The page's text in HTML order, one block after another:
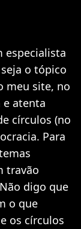
especialista
o tópico
meu site, no
atenta
círculos (no
Para
travão
digo que
o que
os círculos